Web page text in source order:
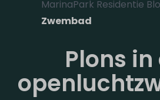
MarinaPark Residentie
Zwembad
Plons in